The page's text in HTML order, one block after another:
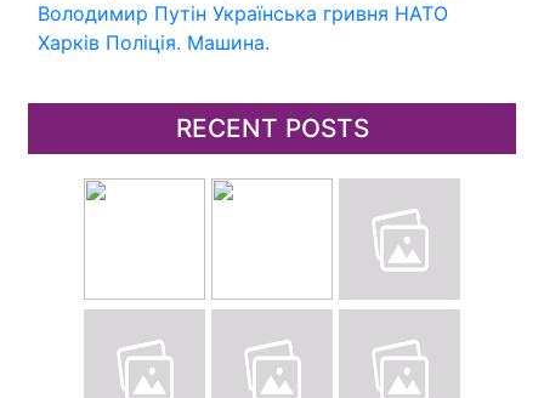
Володимир Путін Українська гривня НАТО
Харків Поліція. Машина.
RECENT POSTS